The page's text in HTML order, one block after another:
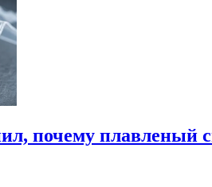
почему плавленый